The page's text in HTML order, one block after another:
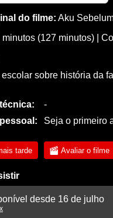
do filme: Aku
minutos (127 minutos)
sobre história da
-
Seja o primeiro
tarde Avaliar o filme
desde 16 de julho